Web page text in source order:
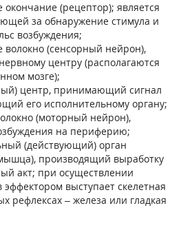
окончание (рецептор); является
за обнаружение стимула и
возбуждения;
волокно (сенсорный нейрон),
центру (располагаются
мозге);
центр, принимающий сигнал
его исполнительному органу;
(моторный нейрон),
на периферию;
(действующий) орган
производящий выработку
акт; при осуществлении
выступает скелетная
рефлексах – железа или гладкая